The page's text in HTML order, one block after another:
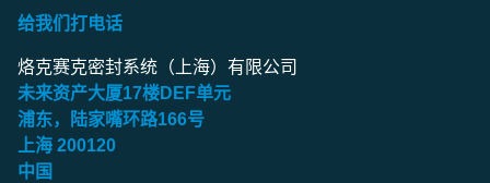
给我们打电话
烙克赛克密封系统（上海）有限公司
未来资产大厦17楼DEF单元
浦东，陆家嘴环路166号
上海 200120
中国